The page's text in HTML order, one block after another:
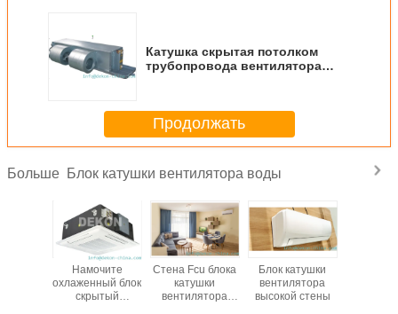
Катушка скрытая потолком
трубопровода вентилятора
Продолжать
Больше Блок катушки вентилятора воды
Намочите
охлаженный блок
скрытый
Стена Fcu блока
катушки
вентилятора
Блок катушки
вентилятора
высокой стены